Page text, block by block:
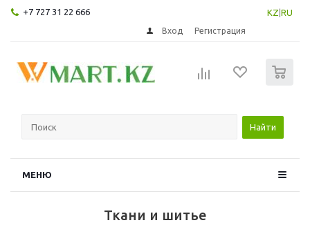
+7 727 31 22 666 KZ RU
Вход Регистрация
Найти
МЕНЮ
Ткани и шитье